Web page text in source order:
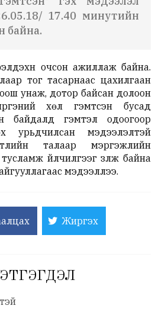
17.40 минутийн
байна.
очсон ажиллаж байна.
тог тасарнаас цахилгаан
унаж, дотор байсан долоон
хөл гэмтсэн бусад
байдалд гэмтэл одоогоор
урьдчилсан мэдээлэлтэй
талаар мэргэжлийн
үйлчилгээг үзүүлж байна
мэдээллээ.
Жиргэх